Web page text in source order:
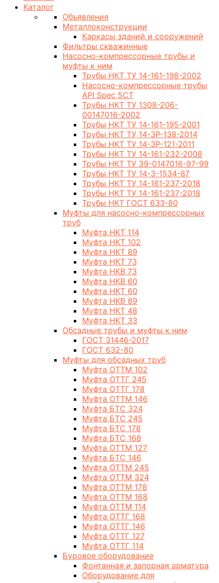
Каталог
Объявления
Металлоконструкции
Каркасы зданий и сооружений
Фильтры скважинные
Насосно-компрессорные трубы и
муфты к ним
Трубы НКТ ТУ 14-161-198-2002
Насосно-компрессорные трубы
API Spec 5CT
Трубы НКТ ТУ 1308-206-
00147016-2002
Трубы НКТ ТУ 14-161-195-2001
Трубы НКТ ТУ 14-3Р-138-2014
Трубы НКТ ТУ 14-3Р-121-2011
Трубы НКТ ТУ 14-161-232-2008
Трубы НКТ ТУ 39-0147016-97-99
Трубы НКТ ТУ 14-3-1534-87
Трубы НКТ ТУ 14-161-237-2018
Трубы НКТ ТУ 14-161-237-2018
Трубы НКТ ГОСТ 633-80
Муфты для насосно-компрессорных
труб
Муфта НКТ 114
Муфта НКТ 102
Муфта НКТ 89
Муфта НКТ 73
Муфта НКВ 73
Муфта НКВ 60
Муфта НКТ 60
Муфта НКВ 89
Муфта НКТ 48
Муфта НКТ 33
Обсадные трубы и муфты к ним
ГОСТ 31446-2017
ГОСТ 632-80
Муфты для обсадных труб
Муфта ОТТМ 102
Муфта ОТТГ 245
Муфта ОТТГ 178
Муфта ОТТМ 146
Муфта БТС 324
Муфта БТС 245
Муфта БТС 178
Муфта БТС 168
Муфта ОТТМ 127
Муфта БТС 146
Муфта ОТТМ 245
Муфта ОТТМ 324
Муфта ОТТМ 178
Муфта ОТТМ 168
Муфта ОТТМ 114
Муфта ОТТГ 168
Муфта ОТТГ 146
Муфта ОТТГ 127
Муфта ОТТГ 114
Буровое оборудование
Фонтанная и запорная арматура
Оборудование для